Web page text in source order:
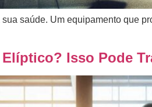
saúde. Um equipamento que
Isso Pode